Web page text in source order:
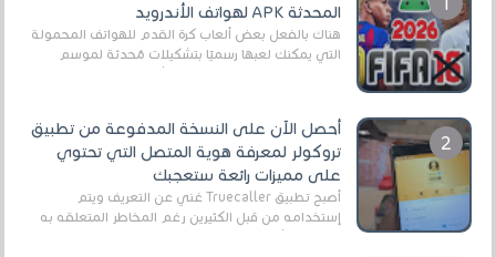
المحدثة APK لهواتف الأندرويد
هناك بالفعل بعض ألعاب كرة القدم للهواتف المحمولة
التي يمكنك لعبها رسميًا بتشكيلات مُحدثة لموسم
أحصل الآن على النسخة المدفوعة من تطبيق
تروكولر لمعرفة هوية المتصل التي تحتوي
على مميزات رائعة ستعجبك
أصبح تطبيق Truecaller غني عن التعريف ويتم
إستخدامه من قبل الكثيرين رغم المخاطر المتعلقه به